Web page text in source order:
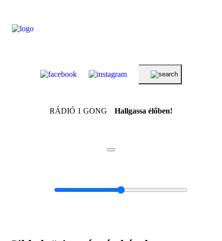
RÁDIÓ 1 GONG Hallgassa élőben!